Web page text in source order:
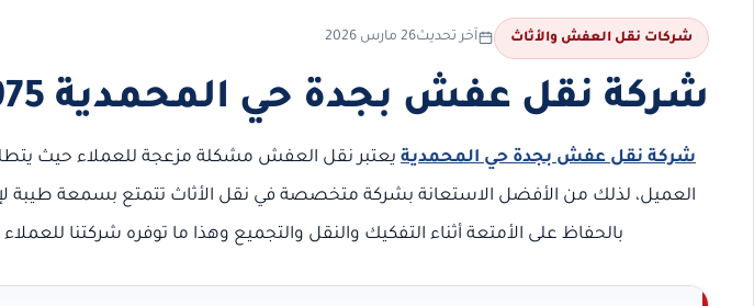
شركات نقل العفش والأثاث آخر تحديث26 مارس 2026
شركة نقل عفش بجدة حي المحمدية 0568829975
شركة نقل عفش بجدة حي المحمدية يعتبر نقل العفش مشكلة مزعجة للعملاء حيث
العميل، لذلك من الأفضل الاستعانة بشركة متخصصة في نقل الأثاث تتمتع بسمعة طيبة
بالحفاظ على الأمتعة أثناء التفكيك والنقل والتجميع وهذا ما توفره شركتنا